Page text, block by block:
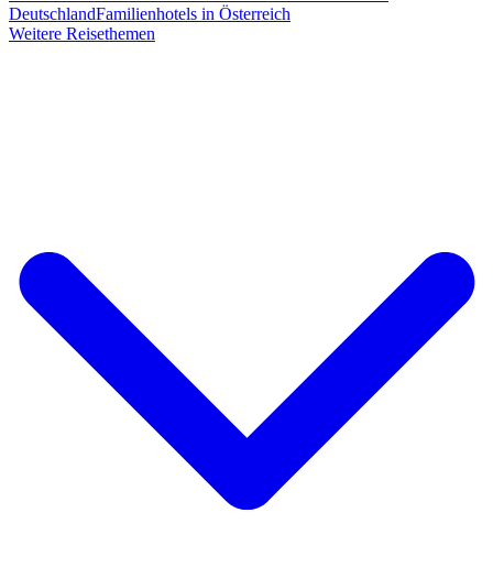
DeutschlandFamilienhotels in Österreich
Weitere Reisethemen